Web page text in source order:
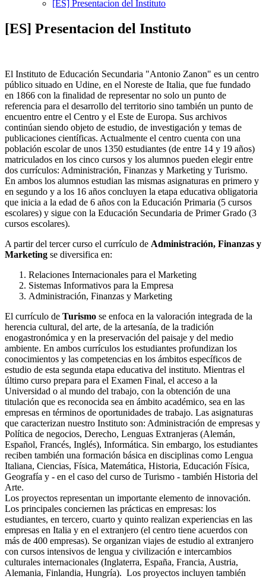
[ES] Presentacion del Instituto
[ES] Presentacion del Instituto
El Instituto de Educación Secundaria "Antonio Zanon" es un centro
público situado en Udine, en el Noreste de Italia, que fue fundado
en 1866 con la finalidad de representar no solo un punto de
referencia para el desarrollo del territorio sino también un punto de
encuentro entre el Centro y el Este de Europa. Sus archivos
continúan siendo objeto de estudio, de investigación y temas de
publicaciones científicas. Actualmente el centro cuenta con una
población escolar de unos 1350 estudiantes (de entre 14 y 19 años)
matriculados en los cinco cursos y los alumnos pueden elegir entre
dos currículos: Administración, Finanzas y Marketing y Turismo.
En ambos los alumnos estudian las mismas asignaturas en primero y
en segundo y a los 16 años concluyen la etapa educativa obligatoria
que inicia a la edad de 6 años con la Educación Primaria (5 cursos
escolares) y sigue con la Educación Secundaria de Primer Grado (3
cursos escolares).
A partir del tercer curso el currículo de Administración, Finanzas y
Marketing se diversifica en:
Relaciones Internacionales para el Marketing
Sistemas Informativos para la Empresa
Administración, Finanzas y Marketing
El currículo de Turismo se enfoca en la valoración integrada de la
herencia cultural, del arte, de la artesanía, de la tradición
enogastronómica y en la preservación del paisaje y del medio
ambiente. En ambos currículos los estudiantes profundizan los
conocimientos y las competencias en los ámbitos específicos de
estudio de esta segunda etapa educativa del instituto. Mientras el
último curso prepara para el Examen Final, el acceso a la
Universidad o al mundo del trabajo, con la obtención de una
titulación que es reconocida sea en ámbito académico, sea en las
empresas en términos de oportunidades de trabajo. Las asignaturas
que caracterizan nuestro Instituto son: Administración de empresas y
Política de negocios, Derecho, Lenguas Extranjeras (Alemán,
Español, Francés, Inglés), Informática. Sin embargo, los estudiantes
reciben también una formación básica en disciplinas como Lengua
Italiana, Ciencias, Física, Matemática, Historia, Educación Física,
Geografía y - en el caso del curso de Turismo - también Historia del
Arte.
Los proyectos representan un importante elemento de innovación.
Los principales conciernen las prácticas en empresas: los
estudiantes, en tercero, cuarto y quinto realizan experiencias en las
empresas en Italia y en el extranjero (el centro tiene acuerdos con
más de 400 empresas). Se organizan viajes de estudio al extranjero
con cursos intensivos de lengua y civilización e intercambios
culturales internacionales (Inglaterra, España, Francia, Austria,
Alemania, Finlandia, Hungría). Los proyectos incluyen también